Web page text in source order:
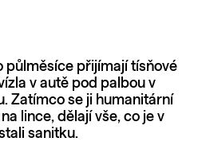
půlměsíce přijímají tísňové
v autě pod palbou v
Zatímco se ji humanitární
lince, dělají vše, co je v
sanitku.